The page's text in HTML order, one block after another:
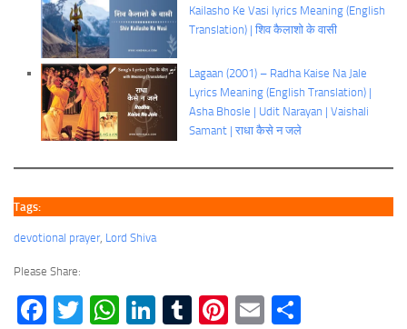
Kailasho Ke Vasi lyrics Meaning (English
Translation) | शिव कैलाशो के वासी
Lagaan (2001) – Radha Kaise Na Jale
Lyrics Meaning (English Translation) |
Asha Bhosle | Udit Narayan | Vaishali
Samant | राधा कैसे न जले
Tags:
devotional prayer, Lord Shiva
Please Share:
Facebook
TwitterWhatsApp
LinkedIn
TumblrPinterest
Email